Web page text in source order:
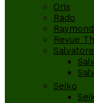
Oris
Rado
Revue
Seiko